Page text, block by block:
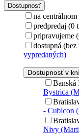
Dostupnosť
na
predpredaj (0
pripravujeme
dostupná
vypredaných)
Dostupnosť v
Banská
Bystrica
- Cubicon
Nivy